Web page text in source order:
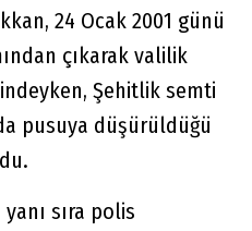
24 Ocak 2001 günü
çıkarak valilik
Şehitlik semti
pusuya düşürüldüğü
sıra polis